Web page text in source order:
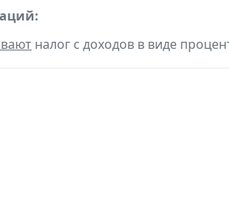
налог с доходов в виде